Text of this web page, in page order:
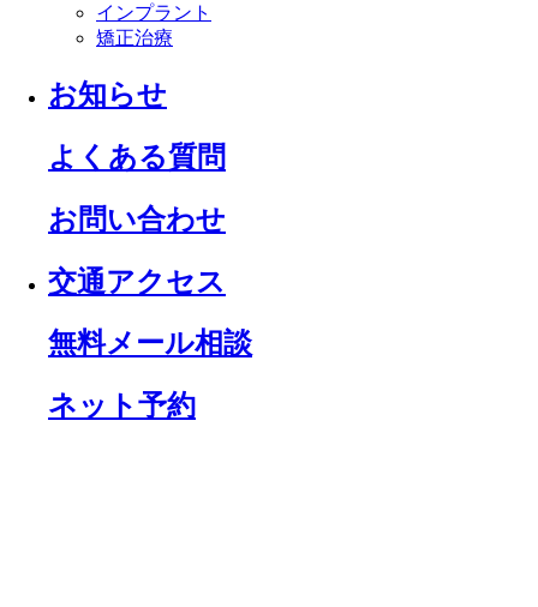
インプラント
矯正治療
お知らせ
よくある質問
お問い合わせ
交通アクセス
無料メール相談
ネット予約